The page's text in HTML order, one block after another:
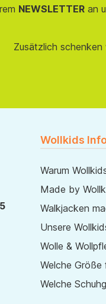
NEWSLETTERan
Zusätzlich
Wollkids
Warum
Made by
Walkjacken
Unsere
Wolle &
Welche Größe
Welche